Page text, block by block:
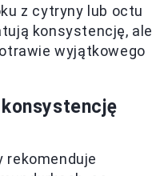
z cytryny lub octu
konsystencję, ale
wyjątkowego
rekomenduje